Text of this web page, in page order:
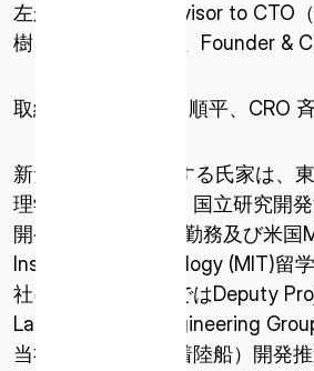
このサイトは reCAPTCHA によって保
reCAPTCHA に関連する Google プライ
用規約が適用されます。
利用規約とプライバシーポリシーに
左から：Senior Advisor to CTO
樹、新CTO氏家 亮、Founder &
取締役 & CFO 野﨑 順平、CRO
新たにCTOに就任する氏家は、
理学専攻を修了後、国立研究開
開発機構（JAXA）勤務及び米国
Institute of Technology (MIT)留
社に参画し、直近ではDeputy
Lander System Engineering
当社ランダー（月着陸船）開発